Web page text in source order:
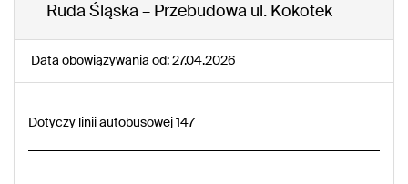
Ruda Śląska – Przebudowa ul. Kokotek
Data obowiązywania od: 27.04.2026
Dotyczy linii autobusowej 147